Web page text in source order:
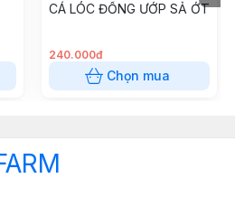
CÁ LÓC ĐỒNG ƯỚP SẢ ỚT
240.000đ
Chọn mua